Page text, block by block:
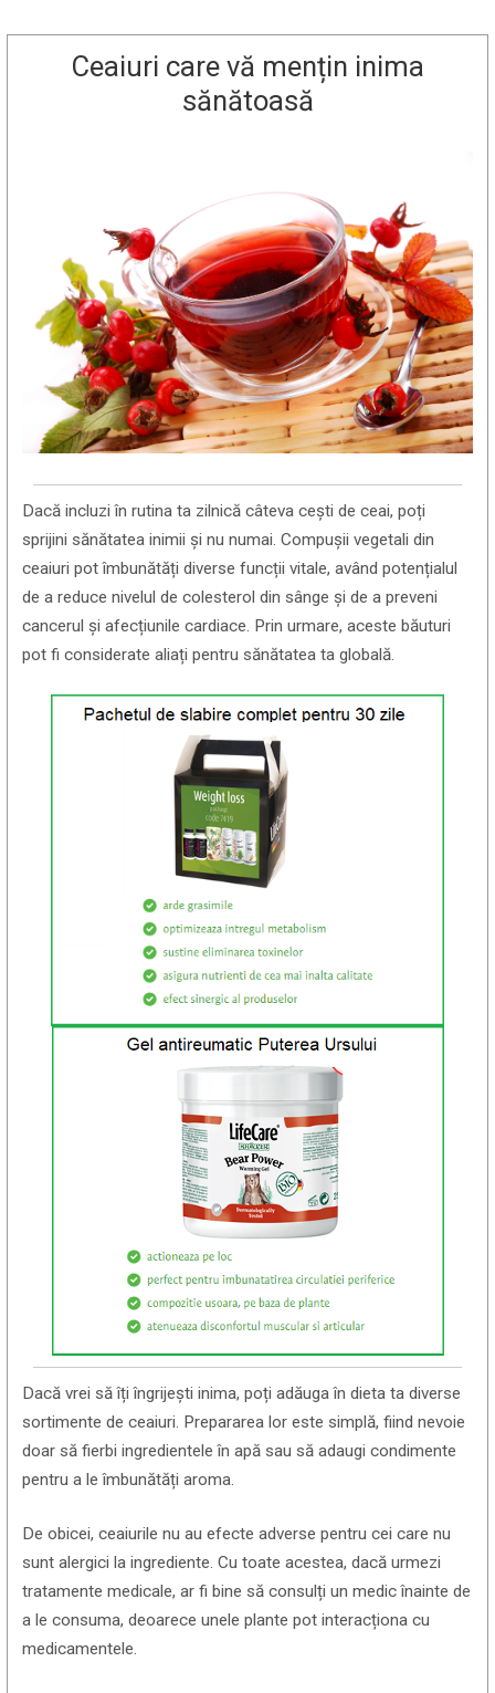
Ceaiuri care vă mențin inima
sănătoasă
Dacă incluzi în rutina ta zilnică câteva cești de ceai, poți
sprijini sănătatea inimii și nu numai. Compușii vegetali din
ceaiuri pot îmbunătăți diverse funcții vitale, având potențialul
de a reduce nivelul de colesterol din sânge și de a preveni
cancerul și afecțiunile cardiace. Prin urmare, aceste băuturi
pot fi considerate aliați pentru sănătatea ta globală.
Dacă vrei să îți îngrijești inima, poți adăuga în dieta ta diverse
sortimente de ceaiuri. Prepararea lor este simplă, fiind nevoie
doar să fierbi ingredientele în apă sau să adaugi condimente
pentru a le îmbunătăți aroma.
De obicei, ceaiurile nu au efecte adverse pentru cei care nu
sunt alergici la ingrediente. Cu toate acestea, dacă urmezi
tratamente medicale, ar fi bine să consulți un medic înainte de
a le consuma, deoarece unele plante pot interacționa cu
medicamentele.